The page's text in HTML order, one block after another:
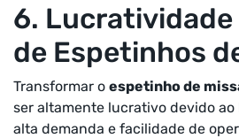
6. Lucratividade
de Espetinhos
Transformar o espetinho de
ser altamente lucrativo devido
alta demanda e facilidade de